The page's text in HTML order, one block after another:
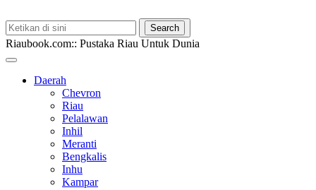
Riaubook.com:: Pustaka Riau Untuk Dunia
Daerah
Chevron
Riau
Pelalawan
Inhil
Meranti
Bengkalis
Inhu
Kampar